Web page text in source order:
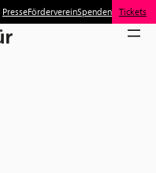
PresseFördervereinSpenden Tickets